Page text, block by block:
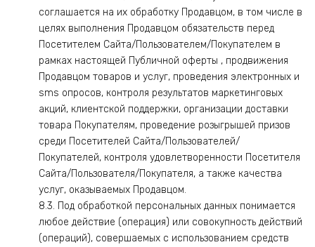
соглашается на их обработку Продавцом, в том числе в
целях выполнения Продавцом обязательств перед
Посетителем Сайта/Пользователем/Покупателем в
рамках настоящей Публичной оферты , продвижения
Продавцом товаров и услуг, проведения электронных и
sms опросов, контроля результатов маркетинговых
акций, клиентской поддержки, организации доставки
товара Покупателям, проведение розыгрышей призов
среди Посетителей Сайта/Пользователей/
Покупателей, контроля удовлетворенности Посетителя
Сайта/Пользователя/Покупателя, а также качества
услуг, оказываемых Продавцом.
8.3. Под обработкой персональных данных понимается
любое действие (операция) или совокупность действий
(операций), совершаемых с использованием средств